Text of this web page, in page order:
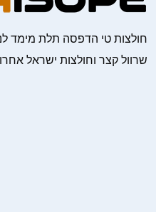
חולצות טי הדפסה תלת מימד
שרוול קצר וחולצות ישראל